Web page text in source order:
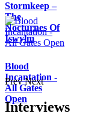
Stormkeep –
The
Nocturnes Of
Iswylm
Blood
Incantation -
All Gates
Open
Prev Next
Interviews